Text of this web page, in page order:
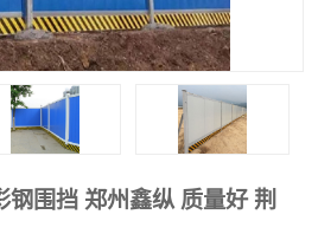
围挡 郑州鑫纵 质量好 荆